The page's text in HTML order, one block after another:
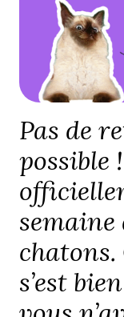
Pas de
possible
semaine
chatons.
s’est